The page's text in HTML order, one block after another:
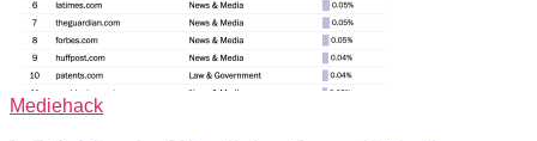
Mediehack